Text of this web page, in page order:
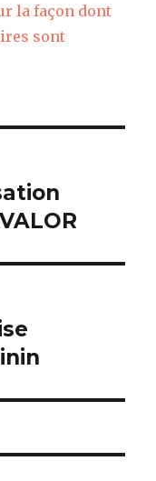
la façon dont
sont